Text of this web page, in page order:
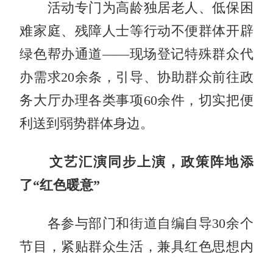
活动专门为高龄独居老人、低保困
难家庭、残障人士等行动不便群体开辟
绿色帮办通道——现场登记特殊群众代
办需求20余条，引导、协助群众前往政
务大厅办理各类事项60余件，切实把便
利送到弱势群体身边。
文艺汇演同步上演，政策阵地添
了“红色暖意”
各参与部门和街道自编自导30余个
节目，紧贴群众生活，兼具红色思想内